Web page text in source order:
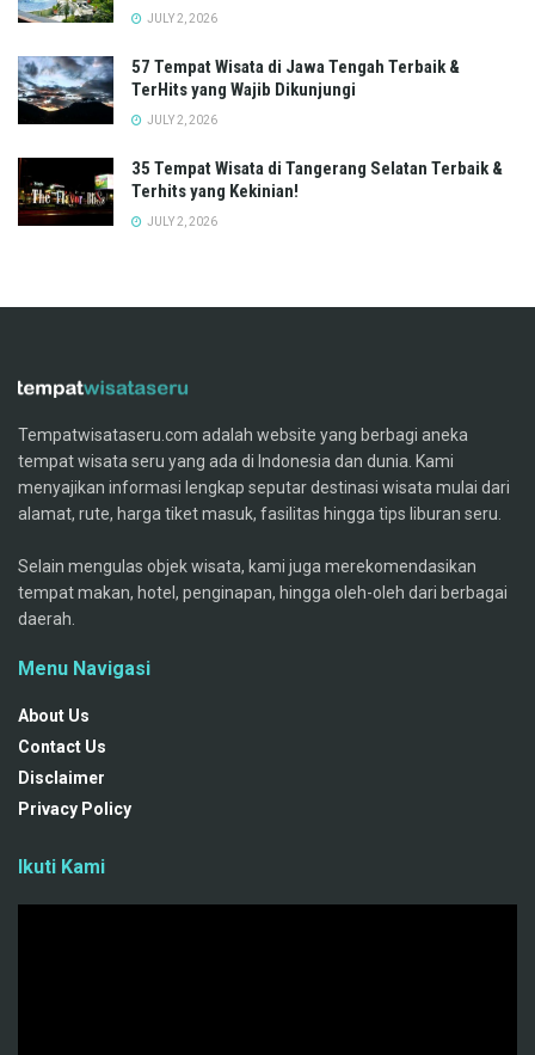
JULY 2, 2026
57 Tempat Wisata di Jawa Tengah Terbaik &
TerHits yang Wajib Dikunjungi
JULY 2, 2026
35 Tempat Wisata di Tangerang Selatan Terbaik &
Terhits yang Kekinian!
JULY 2, 2026
Tempatwisataseru.com adalah website yang berbagi aneka
tempat wisata seru yang ada di Indonesia dan dunia. Kami
menyajikan informasi lengkap seputar destinasi wisata mulai dari
alamat, rute, harga tiket masuk, fasilitas hingga tips liburan seru.
Selain mengulas objek wisata, kami juga merekomendasikan
tempat makan, hotel, penginapan, hingga oleh-oleh dari berbagai
daerah.
Menu Navigasi
About Us
Contact Us
Disclaimer
Privacy Policy
Ikuti Kami